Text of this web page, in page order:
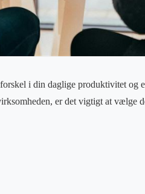
i din daglige produktivitet og
er det vigtigt at vælge